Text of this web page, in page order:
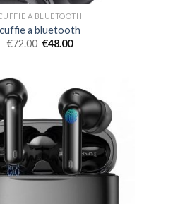
A BLUETOOTH
cuffie a bluetooth
€72.00 €48.00